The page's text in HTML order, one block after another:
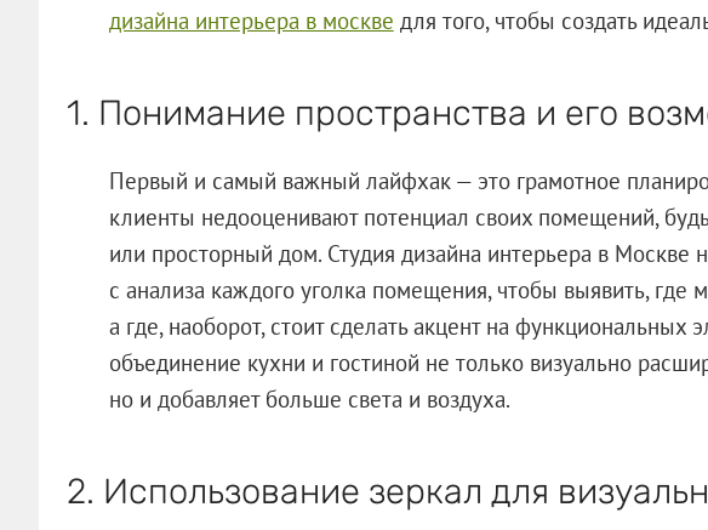
дизайна интерьера в москве для того, чтобы создать
1. Понимание пространства и его
Первый и самый важный лайфхак — это грамотное
клиенты недооценивают потенциал своих помещений,
или просторный дом. Студия дизайна интерьера в Москве
с анализа каждого уголка помещения, чтобы выявить, где
а где, наоборот, стоит сделать акцент на функциональных
объединение кухни и гостиной не только визуально
но и добавляет больше света и воздуха.
2. Использование зеркал для